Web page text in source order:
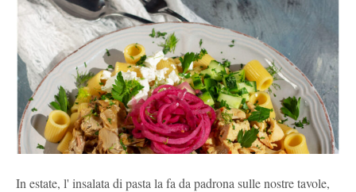
In estate, l' insalata di pasta la fa da padrona sulle nostre tavole,